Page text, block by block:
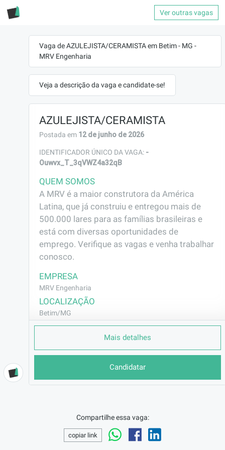
Ver outras vagas
Vaga de AZULEJISTA/CERAMISTA em Betim - MG -
MRV Engenharia
Veja a descrição da vaga e candidate-se!
AZULEJISTA/CERAMISTA
Postada em 12 de junho de 2026
IDENTIFICADOR ÚNICO DA VAGA: -
Ouwvx_T_3qVWZ4a32qB
QUEM SOMOS
A MRV é a maior construtora da América
Latina, que já construiu e entregou mais de
500.000 lares para as famílias brasileiras e
está com diversas oportunidades de
emprego. Verifique as vagas e venha trabalhar
conosco.
EMPRESA
MRV Engenharia
LOCALIZAÇÃO
Betim/MG
REMUNERAÇÃO
VAGA AFIRMATIVA
Construção Civil
BENEFÍCIOS
Candidatar
Mais detalhes
Compartilhe essa vaga:
copiar link